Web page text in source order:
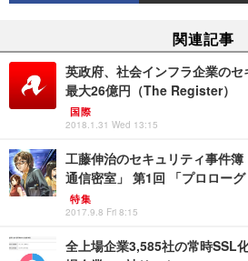
関連記事
英政府、社会インフラ企業の
最大26億円（The Register）
国際
2018.1.31 Wed 13:15
工藤伸治のセキュリティ事件
通信密室」 第1回 「プロローグ
特集
2017.9.8 Fri 8:15
全上場企業3,585社の常時SSL